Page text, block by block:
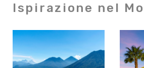
Ispirazione nel